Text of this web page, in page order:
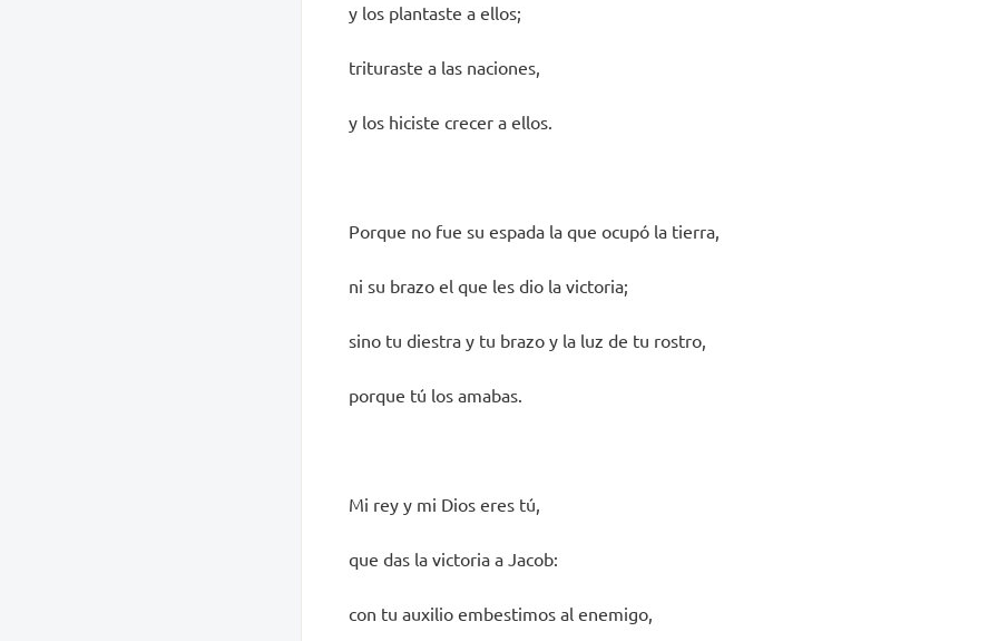
y los plantaste a ellos;
trituraste a las naciones,
y los hiciste crecer a ellos.
Porque no fue su espada la que ocupó la tierra,
ni su brazo el que les dio la victoria;
sino tu diestra y tu brazo y la luz de tu rostro,
porque tú los amabas.
Mi rey y mi Dios eres tú,
que das la victoria a Jacob:
con tu auxilio embestimos al enemigo,